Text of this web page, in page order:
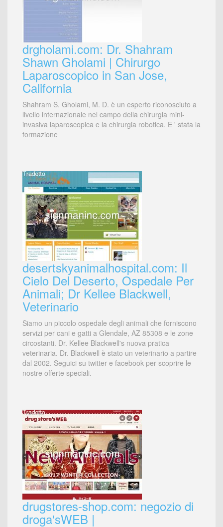
drgholami.com: Dr. Shahram
Shawn Gholami | Chirurgo
Laparoscopico in San Jose,
California
Shahram S. Gholami, M. D. è un esperto riconosciuto a
livello internazionale nel campo della chirurgia mini-
invasiva laparoscopica e la chirurgia robotica. E ' stata la
formazione
desertskyanimalhospital.com: Il
Cielo Del Deserto, Ospedale Per
Animali; Dr Kellee Blackwell,
Veterinario
Siamo un piccolo ospedale degli animali che forniscono
servizi per cani e gatti a Glendale, AZ 85308 e le zone
circostanti. Dr. Kellee Blackwell's nuova pratica
veterinaria. Dr. Blackwell è stato un veterinario a partire
dal 2002. Seguici su twitter e facebook per scoprire le
nostre offerte speciali.
drugstores-shop.com: negozio di
droga'sWEB |